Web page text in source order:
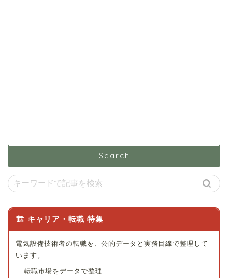
Search
🏗 キャリア・転職 特集
電気設備技術者の転職を、公的データと実務目線で整理して
います。
転職市場をデータで整理